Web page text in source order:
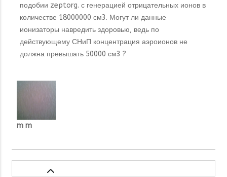
подобии zeptorg. с генерацией отрицательных ионов в
количестве 18000000 см3. Могут ли данные
ионизаторы навредить здоровью, ведь по
действующему СНиП концентрация аэроионов не
должна превышать 50000 см3 ?
m m